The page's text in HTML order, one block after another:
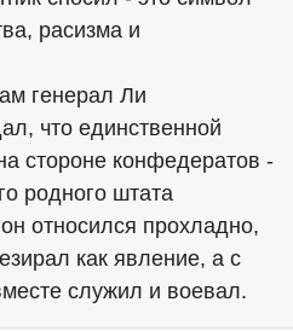
расизма и
генерал Ли
что единственной
стороне конфедератов -
родного штата
относился прохладно,
как явление, а с
служил и воевал.